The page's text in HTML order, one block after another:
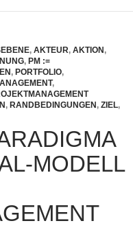
, AKTEUR, AKTION,
, PM :=
, PORTFOLIO,
,
, RANDBEDINGUNGEN, ZIEL,
MODELL